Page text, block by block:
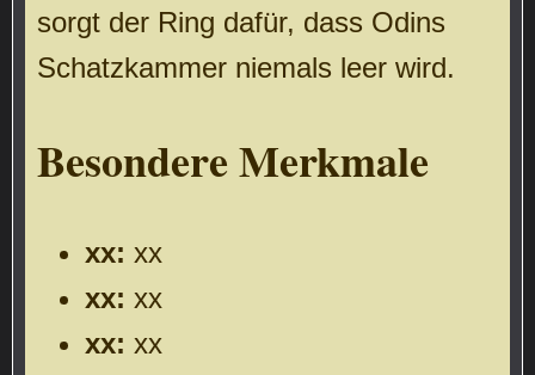
sorgt der Ring dafür, dass Odins
Schatzkammer niemals leer wird.
Besondere Merkmale
xx: xx
xx: xx
xx: xx